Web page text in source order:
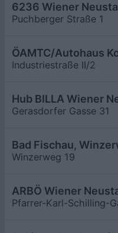
6236 Wiener
Puchberger Straße 1
ÖAMTC/Autohaus
Industriestraße II/2
Hub BILLA Wiener
Gerasdorfer Gasse 31
Bad Fischau,
Winzerweg 19
ARBÖ Wiener
Pfarrer-Karl-Schilling-